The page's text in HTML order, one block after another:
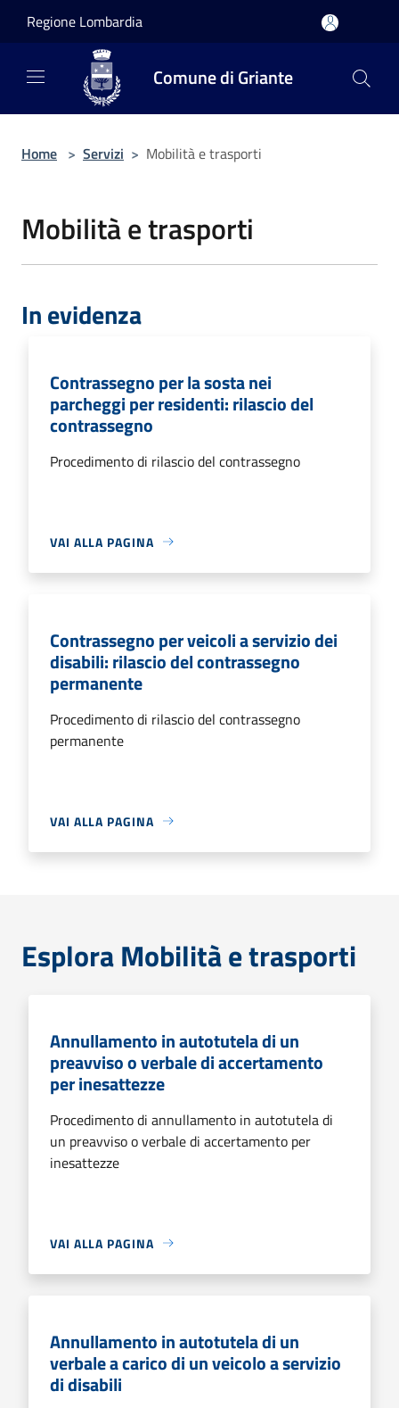
Regione Lombardia
Comune di Griante
Home > Servizi > Mobilità e trasporti
Mobilità e trasporti
In evidenza
Contrassegno per la sosta nei
parcheggi per residenti: rilascio del
contrassegno
Procedimento di rilascio del contrassegno
VAI ALLA PAGINA
Contrassegno per veicoli a servizio dei
disabili: rilascio del contrassegno
permanente
Procedimento di rilascio del contrassegno
permanente
VAI ALLA PAGINA
Esplora Mobilità e trasporti
Annullamento in autotutela di un
preavviso o verbale di accertamento
per inesattezze
Procedimento di annullamento in autotutela di
un preavviso o verbale di accertamento per
inesattezze
VAI ALLA PAGINA
Annullamento in autotutela di un
verbale a carico di un veicolo a servizio
di disabili